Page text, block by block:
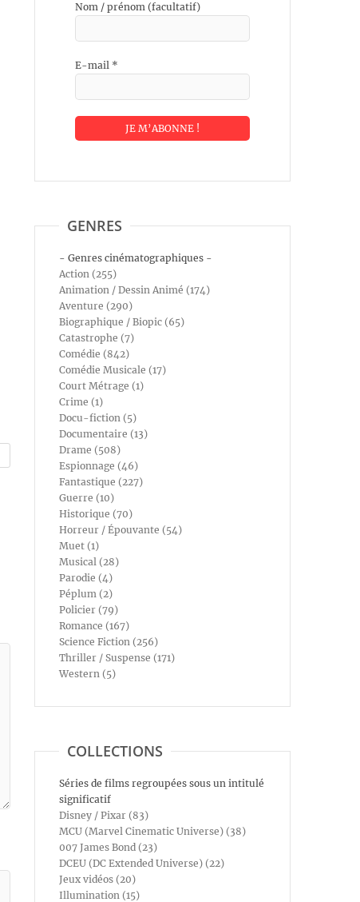
Nom / prénom (facultatif)
E-mail *
GENRES
- Genres cinématographiques -
Action (255)
Animation / Dessin Animé (174)
Aventure (290)
Biographique / Biopic (65)
Catastrophe (7)
Comédie (842)
Comédie Musicale (17)
Court Métrage (1)
Crime (1)
Docu-fiction (5)
Documentaire (13)
Drame (508)
Espionnage (46)
Fantastique (227)
Guerre (10)
Historique (70)
Horreur / Épouvante (54)
Muet (1)
Musical (28)
Parodie (4)
Péplum (2)
Policier (79)
Romance (167)
Science Fiction (256)
Thriller / Suspense (171)
Western (5)
COLLECTIONS
Séries de films regroupées sous un intitulé
significatif
Disney / Pixar (83)
MCU (Marvel Cinematic Universe) (38)
007 James Bond (23)
DCEU (DC Extended Universe) (22)
Jeux vidéos (20)
Illumination (15)